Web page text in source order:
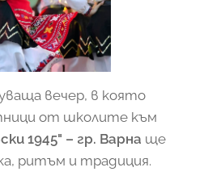
вечер, в която
от школите към
1945" – гр. Варна ще
ритъм и традиция.